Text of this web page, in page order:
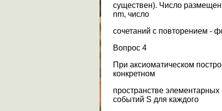
существен). Число
nm, число
сочетаний с повторением -
Вопрос 4
При аксиоматическом
конкретном
пространстве
событий S для каждого